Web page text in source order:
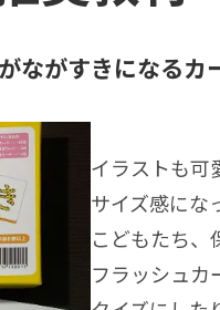
ながすきになるカ
イラストも可
サイズ感にな
こどもたち、
フラッシュカ